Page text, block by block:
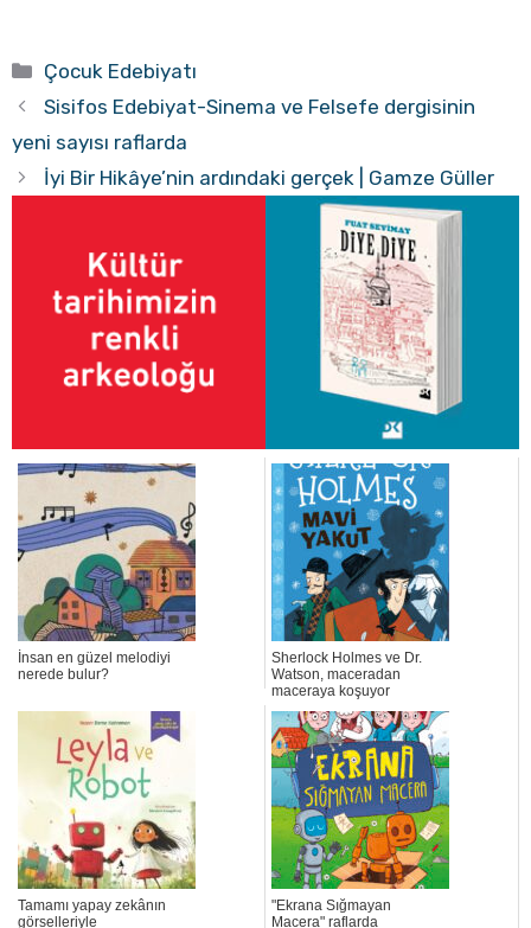
Kategoriler
Çocuk Edebiyatı
Sisifos Edebiyat-Sinema ve Felsefe dergisinin
yeni sayısı raflarda
İyi Bir Hikâye’nin ardındaki gerçek | Gamze Güller
İnsan en güzel melodiyi
nerede bulur?
Sherlock Holmes ve Dr.
Watson, maceradan
maceraya koşuyor
Tamamı yapay zekânın
görselleriyle
"Ekrana Sığmayan
Macera" raflarda